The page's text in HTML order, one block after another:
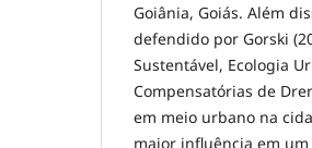
Goiânia, Goiás. Além
defendido por Gorski
Sustentável, Ecologia
Compensatórias de
em meio urbano na
maior influência em